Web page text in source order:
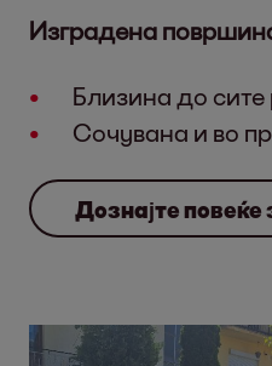
Изградена
Близина до сите
Сочувана и во
Дознајте повеќе